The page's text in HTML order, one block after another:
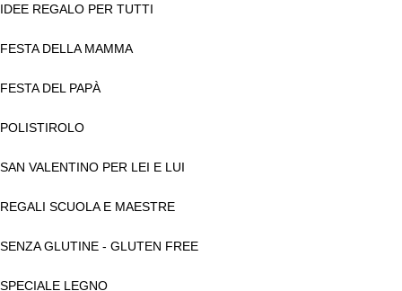
IDEE REGALO PER TUTTI
FESTA DELLA MAMMA
FESTA DEL PAPÀ
POLISTIROLO
SAN VALENTINO PER LEI E LUI
REGALI SCUOLA E MAESTRE
SENZA GLUTINE - GLUTEN FREE
SPECIALE LEGNO